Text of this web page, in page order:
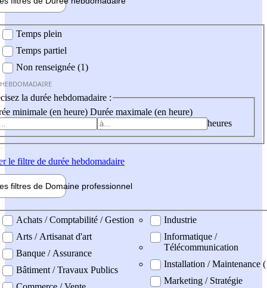
Temps plein
Temps partiel
Non renseignée (1)
la durée hebdomadaire :
minimale (en heure) Durée maximale (en heure)
heures
le filtre de durée hebdomadaire
filtres de Domaine professionnel
professionel
Achats / Comptabilité / Gestion
Arts / Artisanat d'art
Banque / Assurance
Bâtiment / Travaux Publics
Industrie
Informatique /
Télécommunication
Installation / Maintenance
Marketing / Stratégie